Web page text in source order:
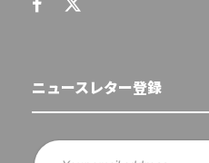
ニュースレター登録